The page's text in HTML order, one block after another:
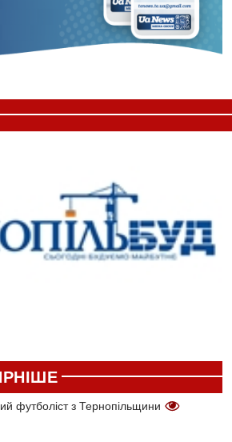
футболіст з Тернопільщини